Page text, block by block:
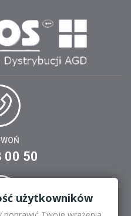
00 50
użytkowników